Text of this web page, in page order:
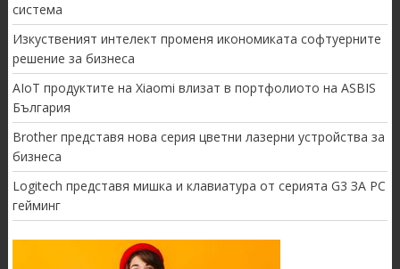
система
Изкуственият интелект променя икономиката софтуерните
решение за бизнеса
AIoT продуктите на Xiaomi влизат в портфолиото на ASBIS
България
Brother представя нова серия цветни лазерни устройства за
бизнеса
Logitech представя мишка и клавиатура от серията G3 ЗА PC
гейминг